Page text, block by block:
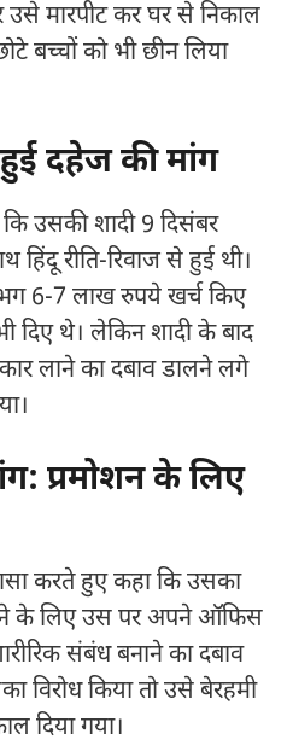
उसे मारपीट कर घर से निकाल
बच्चों को भी छीन लिया
दहेज की मांग
उसकी शादी 9 दिसंबर
रीति-रिवाज से हुई थी।
6-7 लाख रुपये खर्च किए
दिए थे। लेकिन शादी के बाद
लाने का दबाव डालने लगे
प्रमोशन के लिए
करते हुए कहा कि उसका
के लिए उस पर अपने ऑफिस
संबंध बनाने का दबाव
विरोध किया तो उसे बेरहमी
दिया गया।